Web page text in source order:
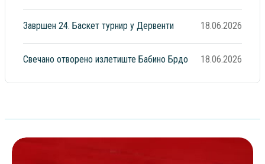
Завршен 24. Баскет турнир у Дервенти 18.06.2026
Свечано отворено излетиште Бабино Брдо 18.06.2026